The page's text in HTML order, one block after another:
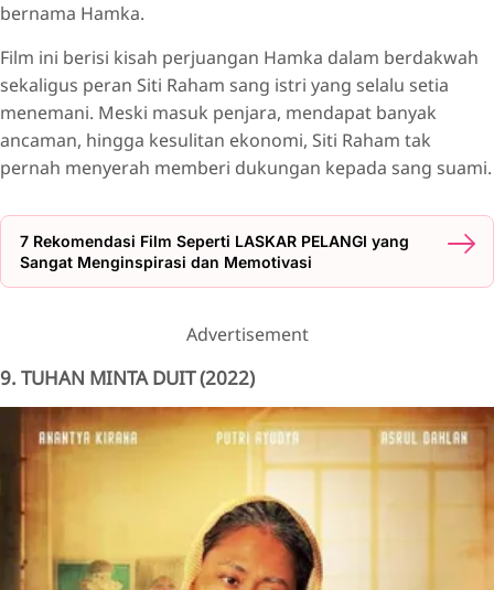
bernama Hamka.
Film ini berisi kisah perjuangan Hamka dalam berdakwah
sekaligus peran Siti Raham sang istri yang selalu setia
menemani. Meski masuk penjara, mendapat banyak
ancaman, hingga kesulitan ekonomi, Siti Raham tak
pernah menyerah memberi dukungan kepada sang suami.
7 Rekomendasi Film Seperti LASKAR PELANGI yang
Sangat Menginspirasi dan Memotivasi
Advertisement
9. TUHAN MINTA DUIT (2022)